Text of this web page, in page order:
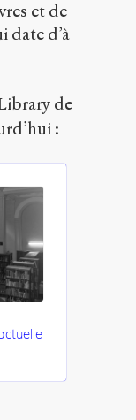
et de
date d’à
de
: